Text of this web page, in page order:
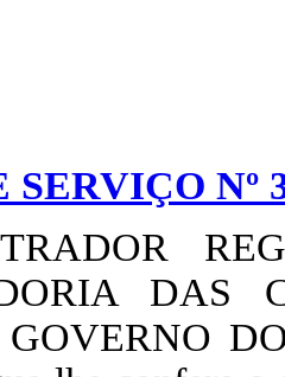
SERVIÇO Nº
DAS